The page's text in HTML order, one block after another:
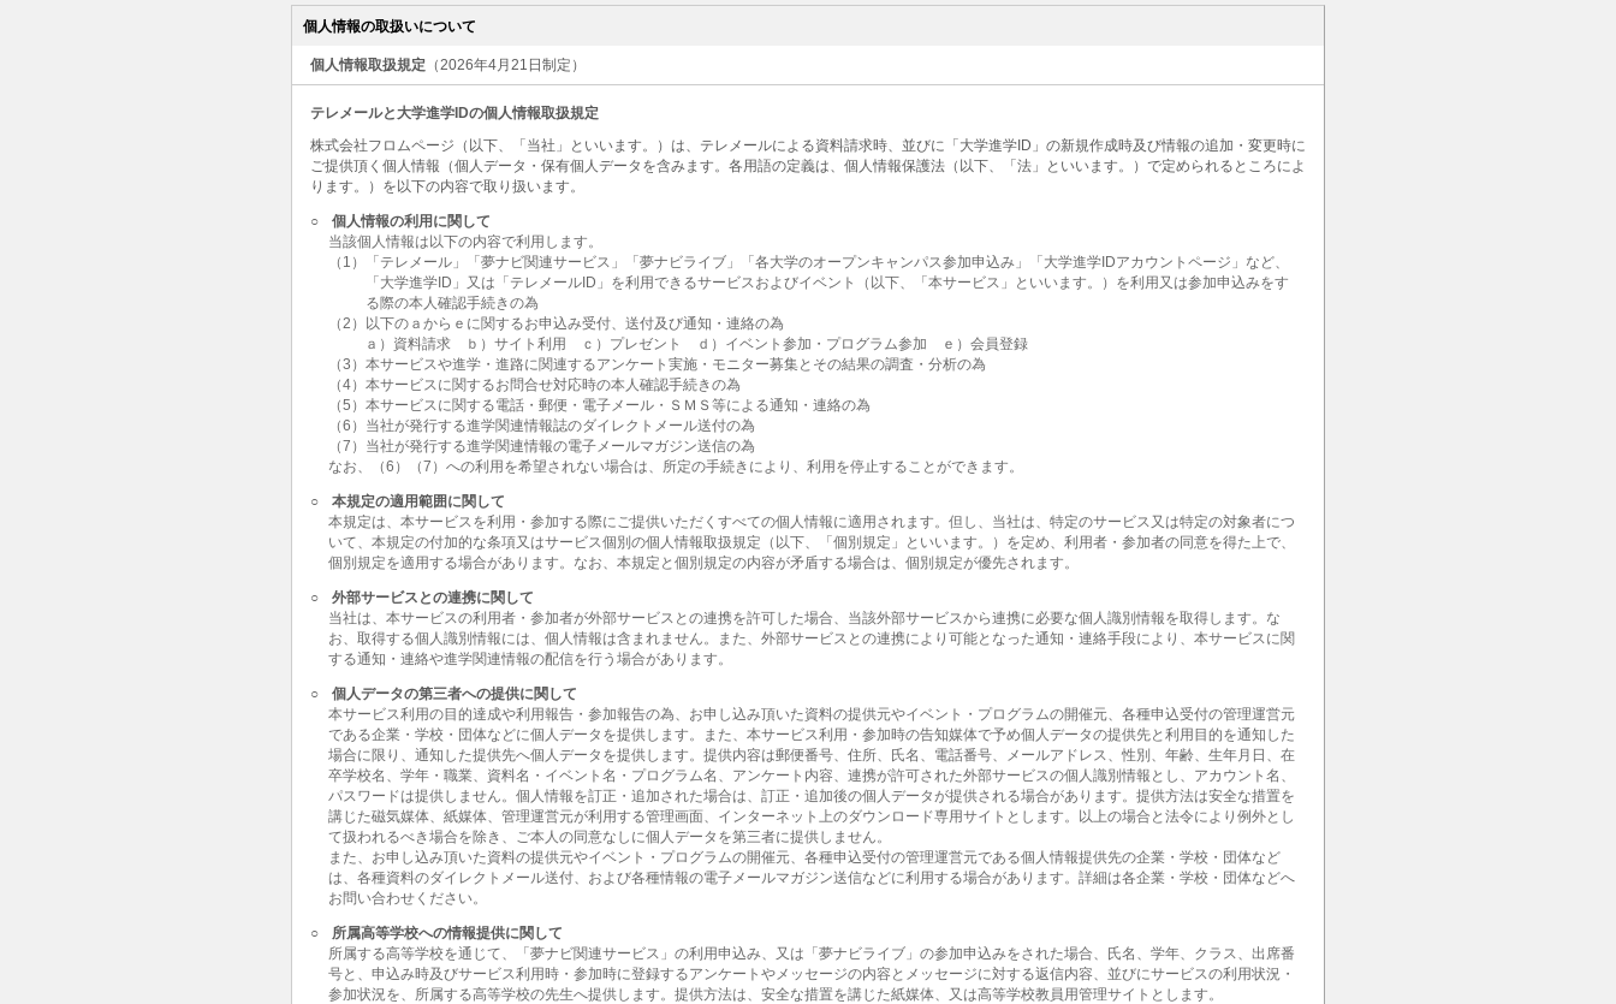
個人情報の取扱いについて
個人情報取扱規定 （2026年4月21日制定）
テレメールと大学進学IDの個人情報取扱規定
株式会社フロムページ（以下、「当社」といいます。）は、テレメールによる資料請求時、並びに「大学進学ID」の新規作成時及び情報の追加・変更時に
ご提供頂く個人情報（個人データ・保有個人データを含みます。各用語の定義は、個人情報保護法（以下、「法」といいます。）で定められるところによ
ります。）を以下の内容で取り扱います。
○
個人情報の利用に関して
当該個人情報は以下の内容で利用します。
（1）「テレメール」「夢ナビ関連サービス」「夢ナビライブ」「各大学のオープンキャンパス参加申込み」「大学進学IDアカウントページ」など、
「大学進学ID」又は「テレメールID」を利用できるサービスおよびイベント（以下、「本サービス」といいます。）を利用又は参加申込みをす
る際の本人確認手続きの為
（2）以下のａからｅに関するお申込み受付、送付及び通知・連絡の為
ａ）資料請求 ｂ）サイト利用 ｃ）プレゼント ｄ）イベント参加・プログラム参加 ｅ）会員登録
（3）本サービスや進学・進路に関連するアンケート実施・モニター募集とその結果の調査・分析の為
（4）本サービスに関するお問合せ対応時の本人確認手続きの為
（5）本サービスに関する電話・郵便・電子メール・ＳＭＳ等による通知・連絡の為
（6）当社が発行する進学関連情報誌のダイレクトメール送付の為
（7）当社が発行する進学関連情報の電子メールマガジン送信の為
なお、（6）（7）への利用を希望されない場合は、所定の手続きにより、利用を停止することができます。
○
本規定の適用範囲に関して
本規定は、本サービスを利用・参加する際にご提供いただくすべての個人情報に適用されます。但し、当社は、特定のサービス又は特定の対象者につ
いて、本規定の付加的な条項又はサービス個別の個人情報取扱規定（以下、「個別規定」といいます。）を定め、利用者・参加者の同意を得た上で、
個別規定を適用する場合があります。なお、本規定と個別規定の内容が矛盾する場合は、個別規定が優先されます。
○
外部サービスとの連携に関して
当社は、本サービスの利用者・参加者が外部サービスとの連携を許可した場合、当該外部サービスから連携に必要な個人識別情報を取得します。な
お、取得する個人識別情報には、個人情報は含まれません。また、外部サービスとの連携により可能となった通知・連絡手段により、本サービスに関
する通知・連絡や進学関連情報の配信を行う場合があります。
○
個人データの第三者への提供に関して
本サービス利用の目的達成や利用報告・参加報告の為、お申し込み頂いた資料の提供元やイベント・プログラムの開催元、各種申込受付の管理運営元
である企業・学校・団体などに個人データを提供します。また、本サービス利用・参加時の告知媒体で予め個人データの提供先と利用目的を通知した
場合に限り、通知した提供先へ個人データを提供します。提供内容は郵便番号、住所、氏名、電話番号、メールアドレス、性別、年齢、生年月日、在
卒学校名、学年・職業、資料名・イベント名・プログラム名、アンケート内容、連携が許可された外部サービスの個人識別情報とし、アカウント名、
パスワードは提供しません。個人情報を訂正・追加された場合は、訂正・追加後の個人データが提供される場合があります。提供方法は安全な措置を
講じた磁気媒体、紙媒体、管理運営元が利用する管理画面、インターネット上のダウンロード専用サイトとします。以上の場合と法令により例外とし
て扱われるべき場合を除き、ご本人の同意なしに個人データを第三者に提供しません。
また、お申し込み頂いた資料の提供元やイベント・プログラムの開催元、各種申込受付の管理運営元である個人情報提供先の企業・学校・団体など
は、各種資料のダイレクトメール送付、および各種情報の電子メールマガジン送信などに利用する場合があります。詳細は各企業・学校・団体などへ
お問い合わせください。
○
所属高等学校への情報提供に関して
所属する高等学校を通じて、「夢ナビ関連サービス」の利用申込み、又は「夢ナビライブ」の参加申込みをされた場合、氏名、学年、クラス、出席番
号と、申込み時及びサービス利用時・参加時に登録するアンケートやメッセージの内容とメッセージに対する返信内容、並びにサービスの利用状況・
参加状況を、所属する高等学校の先生へ提供します。提供方法は、安全な措置を講じた紙媒体、又は高等学校教員用管理サイトとします。